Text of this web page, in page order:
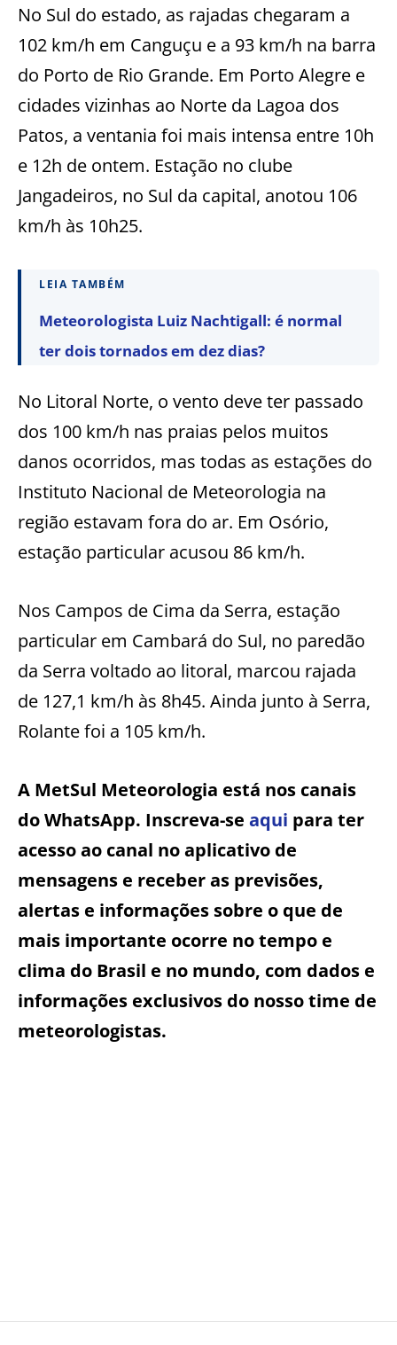
No Sul do estado, as rajadas chegaram a
102 km/h em Canguçu e a 93 km/h na barra
do Porto de Rio Grande. Em Porto Alegre e
cidades vizinhas ao Norte da Lagoa dos
Patos, a ventania foi mais intensa entre 10h
e 12h de ontem. Estação no clube
Jangadeiros, no Sul da capital, anotou 106
km/h às 10h25.
LEIA TAMBÉM
Meteorologista Luiz Nachtigall: é normal
ter dois tornados em dez dias?
No Litoral Norte, o vento deve ter passado
dos 100 km/h nas praias pelos muitos
danos ocorridos, mas todas as estações do
Instituto Nacional de Meteorologia na
região estavam fora do ar. Em Osório,
estação particular acusou 86 km/h.
Nos Campos de Cima da Serra, estação
particular em Cambará do Sul, no paredão
da Serra voltado ao litoral, marcou rajada
de 127,1 km/h às 8h45. Ainda junto à Serra,
Rolante foi a 105 km/h.
A MetSul Meteorologia está nos canais
do WhatsApp. Inscreva-se aqui para ter
acesso ao canal no aplicativo de
mensagens e receber as previsões,
alertas e informações sobre o que de
mais importante ocorre no tempo e
clima do Brasil e no mundo, com dados e
informações exclusivos do nosso time de
meteorologistas.